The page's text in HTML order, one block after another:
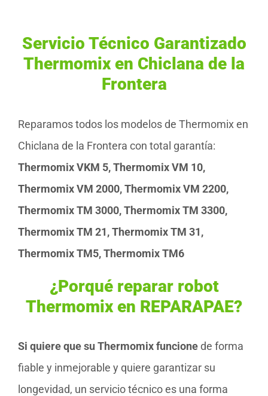
Servicio Técnico Garantizado
Thermomix en Chiclana de la
Frontera
Reparamos todos los modelos de Thermomix en
Chiclana de la Frontera con total garantía:
Thermomix VKM 5, Thermomix VM 10,
Thermomix VM 2000, Thermomix VM 2200,
Thermomix TM 3000, Thermomix TM 3300,
Thermomix TM 21, Thermomix TM 31,
Thermomix TM5, Thermomix TM6
¿Porqué reparar robot
Thermomix en REPARAPAE?
Si quiere que su Thermomix funcionede forma
fiable y inmejorable y quiere garantizar su
longevidad, un servicio técnico es una forma